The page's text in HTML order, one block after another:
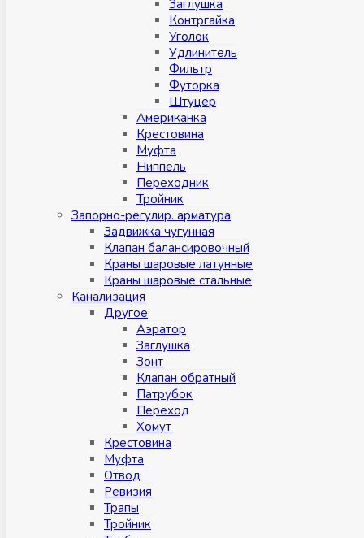
Заглушка
Контргайка
Уголок
Удлинитель
Фильтр
Футорка
Штуцер
Американка
Крестовина
Муфта
Ниппель
Переходник
Тройник
Запорно-регулир. арматура
Задвижка чугунная
Клапан балансировочный
Краны шаровые латунные
Краны шаровые стальные
Канализация
Другое
Аэратор
Заглушкa
Зонт
Клапан обратный
Патрубок
Переход
Хомут
Крестовина
Муфтa
Отвод
Ревизия
Трапы
Тройник